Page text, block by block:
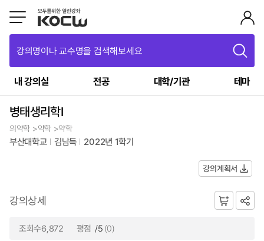
강의명이나 교수명을 검색해보세요
내 강의실 전공 대학/기관 테마
병태생리학Ⅰ
의약학 >약학 >약학
부산대학교 김남득 2022년 1학기
강의계획서
강의상세
조회수6,872 평점 /5 (0)